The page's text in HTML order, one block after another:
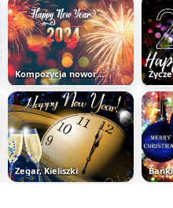
Kompozycja noworoczna z...
Zegar, Kieliszki